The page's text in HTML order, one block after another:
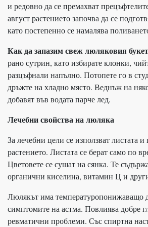
и редовно да се премахват
август растението започва да се
като постепенно се намалява
Как да запазим свеж люляковия
рано сутрин, като избирате клонки,
разцъфнали напълно. Потопете го в
дръжте на хладно място. Веднъж на
добавят във водата парче лед.
Лечебни свойства на люляка
За лечебни цели се използват листата и
растението. Листата се берат само по
Цветовете се сушат на сянка. Те
органични киселина, витамин Ц и
Люлякът има температуропонижаващо
симптомите на астма. Повлиява добре
ревматични проблеми. Със спиртна